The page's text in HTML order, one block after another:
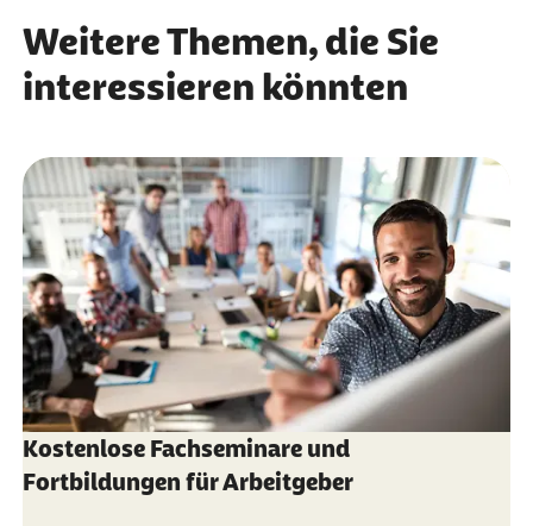
Weitere Themen, die Sie
interessieren könnten
Kostenlose Fachseminare und
Fortbildungen für Arbeitgeber